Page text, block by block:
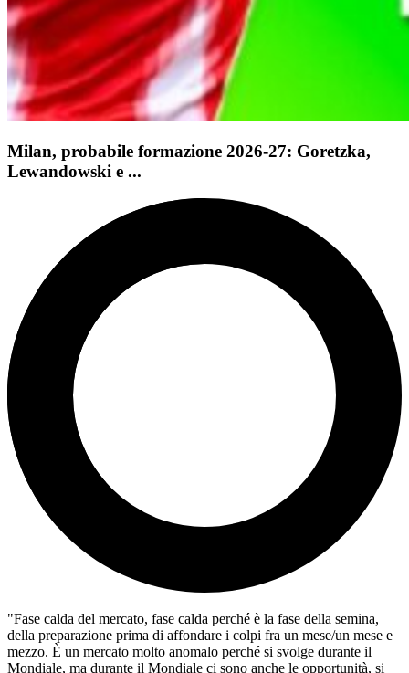
Milan, probabile formazione 2026-27: Goretzka,
Lewandowski e ...
"Fase calda del mercato, fase calda perché è la fase della semina,
della preparazione prima di affondare i colpi fra un mese/un mese e
mezzo. È un mercato molto anomalo perché si svolge durante il
Mondiale, ma durante il Mondiale ci sono anche le opportunità, si